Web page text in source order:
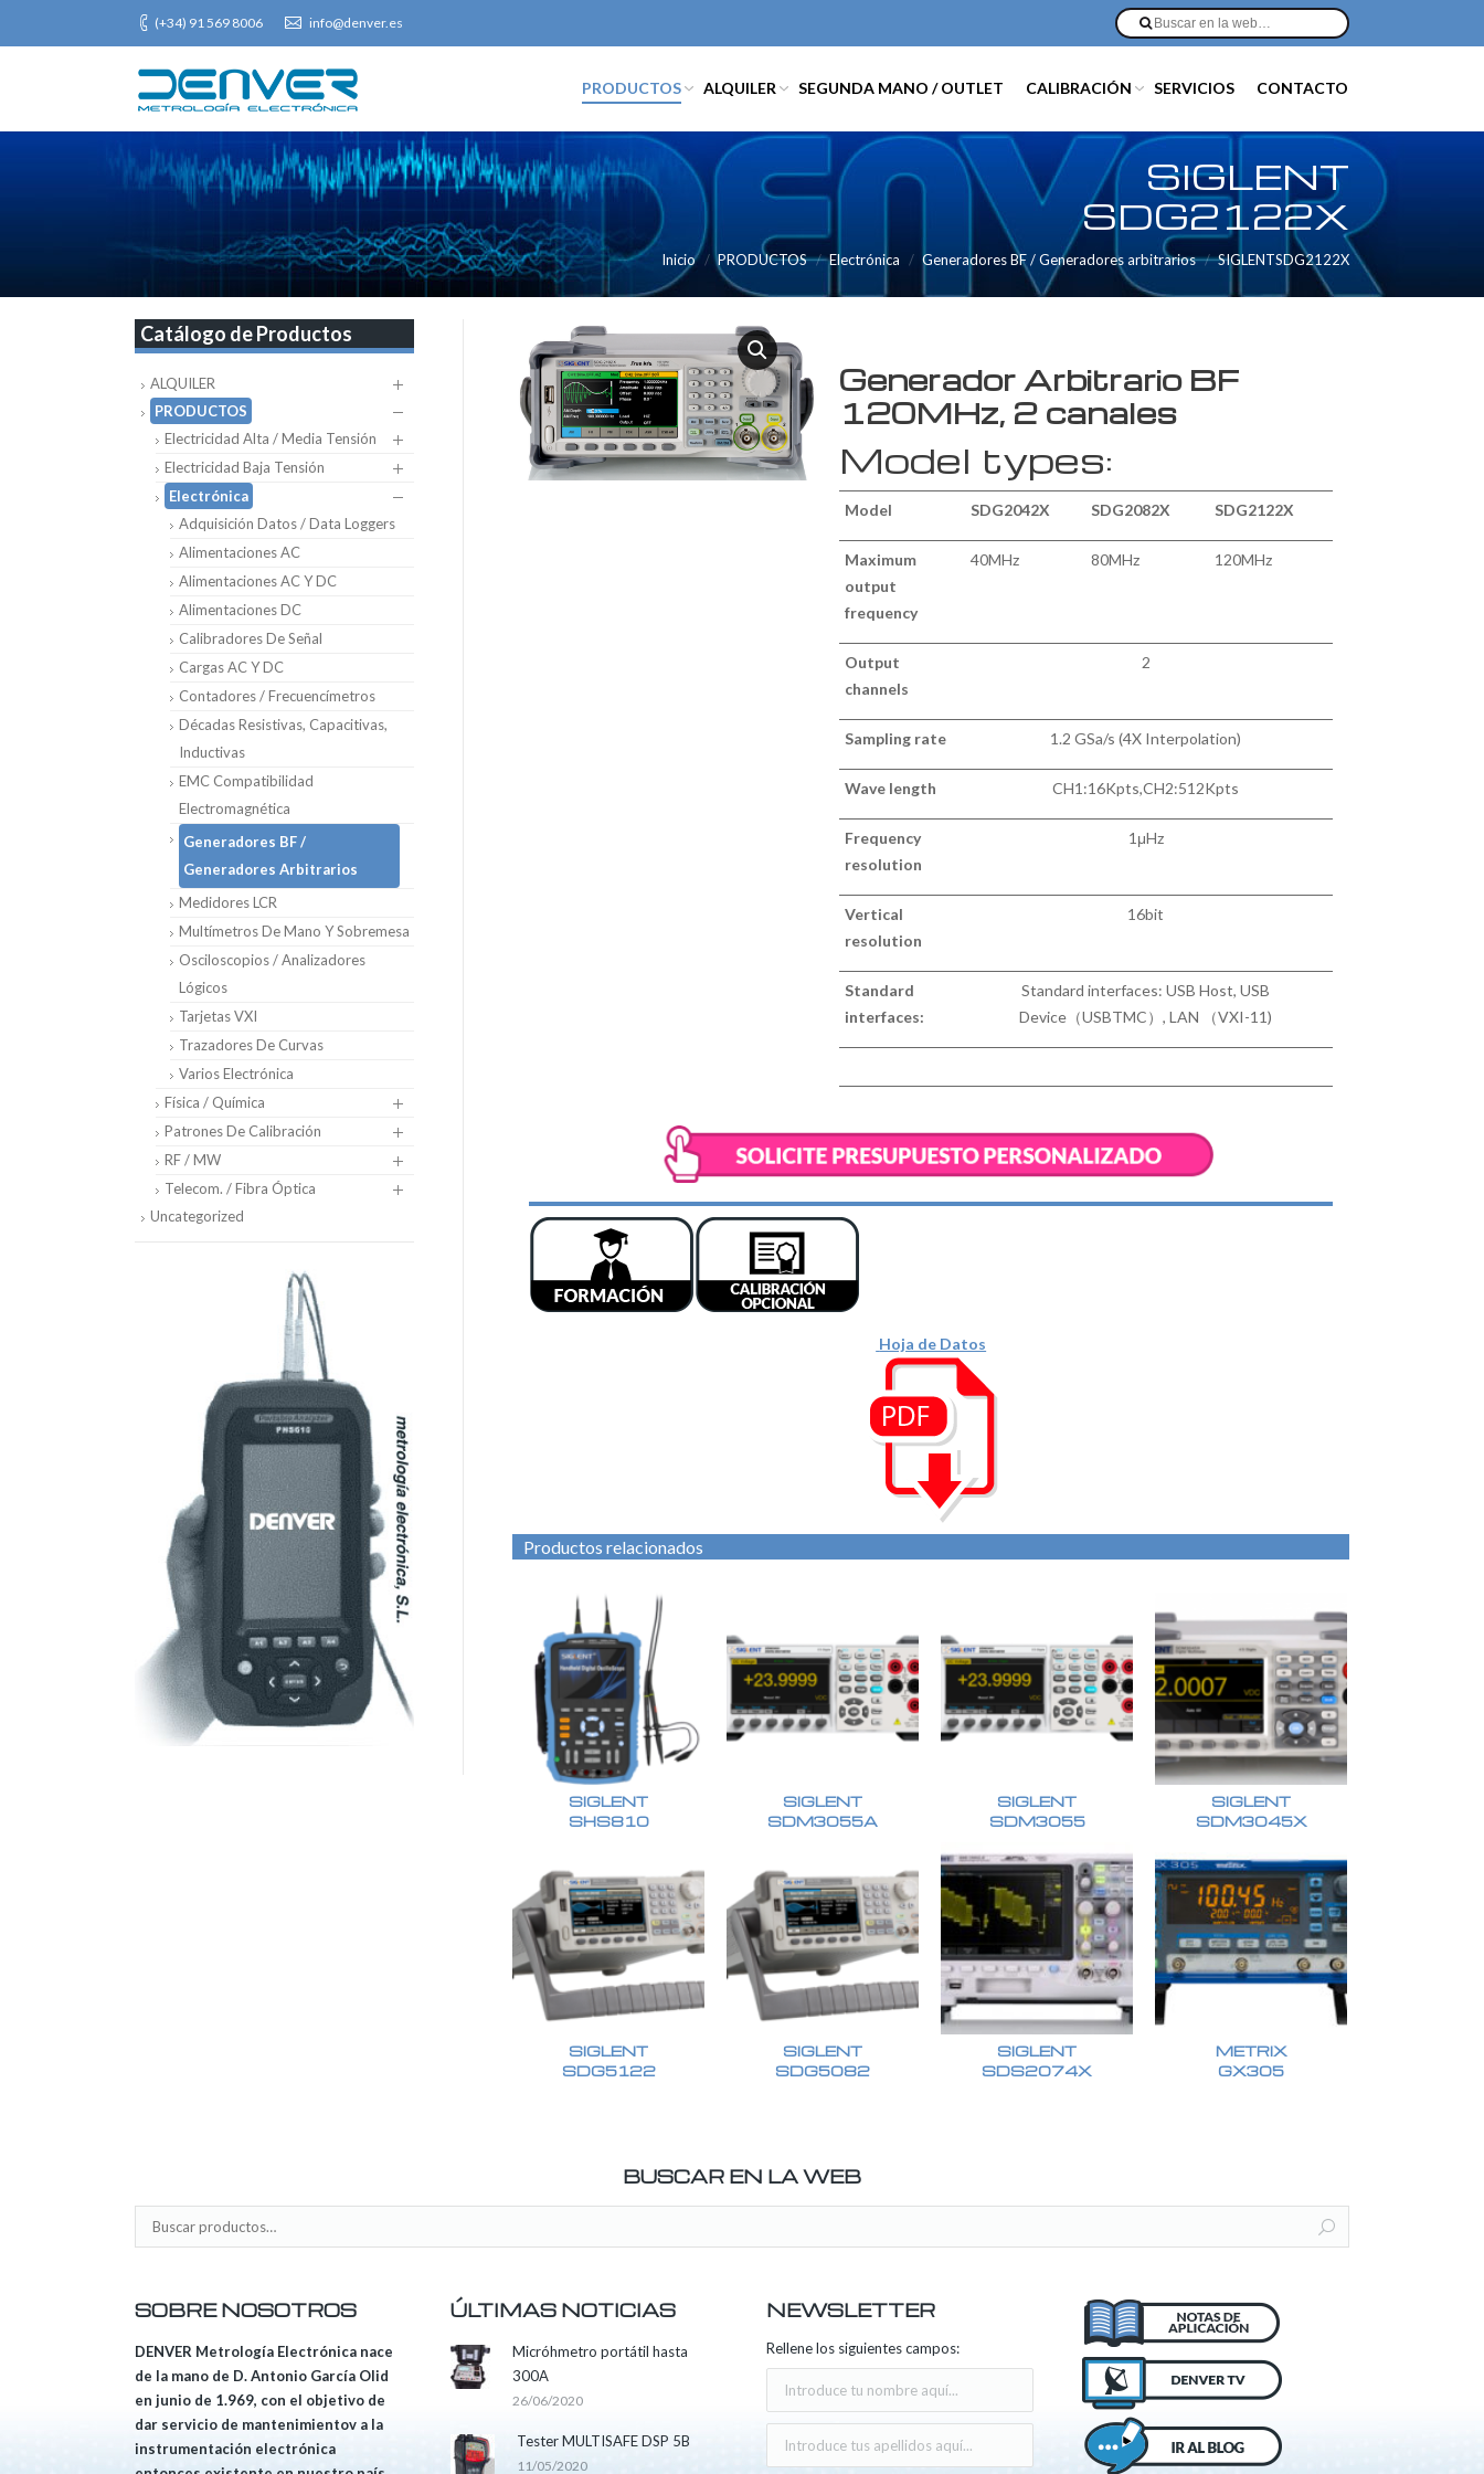
(+34) 91 569 8006 info@denver.es
PRODUCTOS ALQUILER SEGUNDA MANO / OUTLET CALIBRACIÓN SERVICIOS CONTACTO
SIGLENT
SDG2122X
Inicio PRODUCTOS Electrónica Generadores BF / Generadores arbitrarios SIGLENTSDG2122X
Generador Arbitrario BF
120MHz, 2 canales
Model types:
Model SDG2042X SDG2082X SDG2122X
Maximum
output
frequency
40MHz 80MHz 120MHz
Output
channels
2
Sampling rate 1.2 GSa/s (4X Interpolation)
Wave length CH1:16Kpts,CH2:512Kpts
Frequency
resolution
1μHz
Vertical
resolution
16bit
Standard
interfaces:
Standard interfaces: USB Host,USB
Device（USBTMC）, LAN （VXI-11)
Hoja de Datos
Productos relacionados
SIGLENT
SHS810
SIGLENT
SDM3055A
SIGLENT
SDM3055
SIGLENT
SDM3045X
SIGLENT
SDG5122
SIGLENT
SDG5082
SIGLENT
SDS2074X
METRIX
GX305
Catálogo de Productos
ALQUILER
PRODUCTOS
Electricidad Alta / Media Tensión
Electricidad Baja Tensión
Electrónica
Adquisición Datos / Data Loggers
Alimentaciones AC
Alimentaciones AC Y DC
Alimentaciones DC
Calibradores De Señal
Cargas AC Y DC
Contadores / Frecuencímetros
Décadas Resistivas, Capacitivas,
Inductivas
EMC Compatibilidad
Electromagnética
Generadores BF /
Generadores Arbitrarios
Medidores LCR
Multímetros De Mano Y Sobremesa
Osciloscopios / Analizadores
Lógicos
Tarjetas VXI
Trazadores De Curvas
Varios Electrónica
Física / Química
Patrones De Calibración
RF / MW
Telecom. / Fibra Óptica
Uncategorized
BUSCAR EN LA WEB
SOBRE NOSOTROS
DENVER Metrología Electrónica nace
de la mano de D. Antonio García Olid
en junio de 1.969, con el objetivo de
dar servicio de mantenimientov a la
instrumentación electrónica
ÚLTIMAS NOTICIAS
Micróhmetro portátil hasta
300A
26/06/2020
Tester MULTISAFE DSP 5B
11/05/2020
NEWSLETTER
Rellene los siguientes campos: